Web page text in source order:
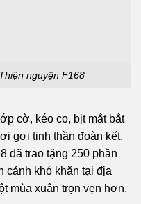
nguyện F168
cờ, kéo co, bịt mắt bắt
gợi tinh thần đoàn kết,
đã trao tặng 250 phần
cảnh khó khăn tại địa
mùa xuân trọn vẹn hơn.